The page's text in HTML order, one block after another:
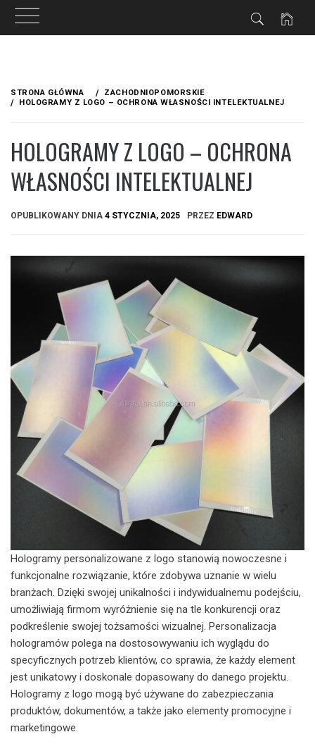
treści
STRONA GŁÓWNA
ZACHODNIOPOMORSKIE
HOLOGRAMY Z LOGO – OCHRONA WŁASNOŚCI INTELEKTUALNEJ
HOLOGRAMY Z LOGO – OCHRONA
WŁASNOŚCI INTELEKTUALNEJ
OPUBLIKOWANY DNIA 4 STYCZNIA, 2025 PRZEZ EDWARD
Hologramy personalizowane z logo stanowią nowoczesne i
funkcjonalne rozwiązanie, które zdobywa uznanie w wielu
branżach. Dzięki swojej unikalności i indywidualnemu podejściu,
umożliwiają firmom wyróżnienie się na tle konkurencji oraz
podkreślenie swojej tożsamości wizualnej. Personalizacja
hologramów polega na dostosowywaniu ich wyglądu do
specyficznych potrzeb klientów, co sprawia, że każdy element
jest unikatowy i doskonale dopasowany do danego projektu.
Hologramy z logo mogą być używane do zabezpieczania
produktów, dokumentów, a także jako elementy promocyjne i
marketingowe.